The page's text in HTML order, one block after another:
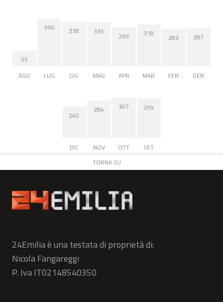
55
AGO
366
LUG
338
GIU
335
MAG
296
APR
318
MAR
283
FEB
287
GEN
240
DIC
284
NOV
307
OTT
299
SET
TORNA SU
24Emilia è una testata di proprietà di:
Nicola Fangareggi
P. Iva IT02148540350